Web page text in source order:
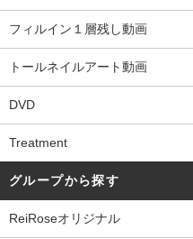
フィルイン１層残し動画
トールネイルアート動画
DVD
Treatment
グループから探す
ReiRoseオリジナル